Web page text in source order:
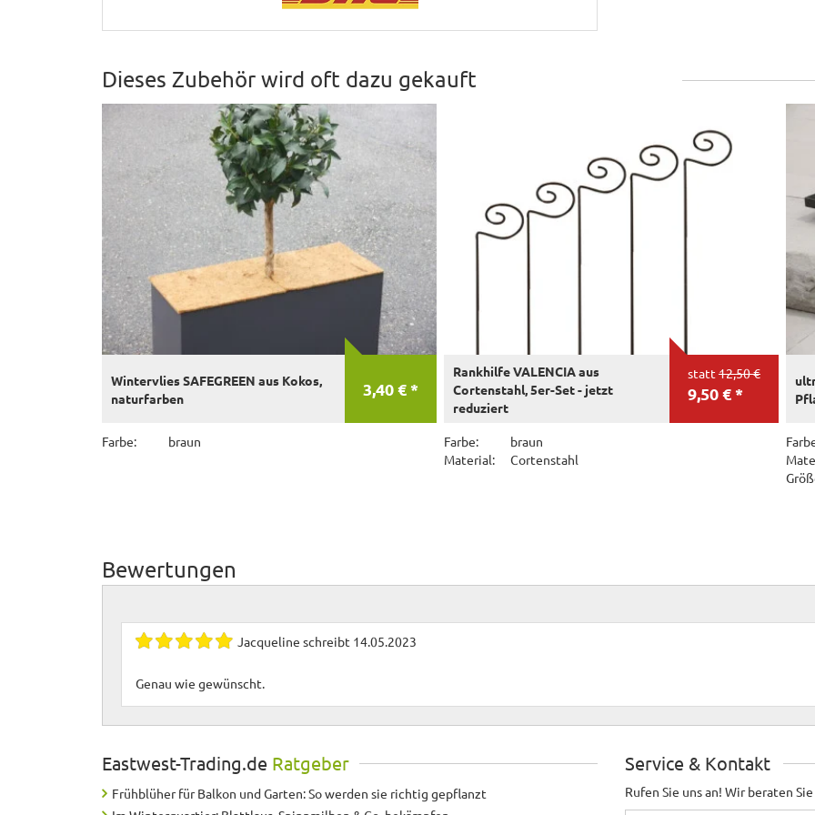
Dieses Zubehör wird oft dazu gekauft
3,40 € *
Wintervlies SAFEGREEN aus Kokos,
naturfarben
Farbe: braun
statt 12,50 €
9,50 € *
Rankhilfe VALENCIA aus
Cortenstahl, 5er-Set - jetzt
reduziert
Farbe:
braun
Material:
Cortenstahl
Bewertungen
Jacqueline schreibt 14.05.2023
Genau wie gewünscht.
Eastwest-Trading.de Ratgeber
Frühblüher für Balkon und Garten: So werden sie richtig gepflanzt
Service & Kontakt
Rufen Sie uns an! Wir beraten